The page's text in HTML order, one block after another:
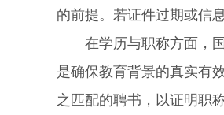
的前提。若证件过期或信
在学历与职称方面，国
是确保教育背景的真实有
之匹配的聘书，以证明职